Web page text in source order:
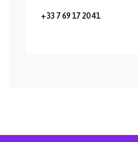
+33 7 69 17 20 41